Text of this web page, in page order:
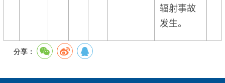
辐射事故
发生。
分享：